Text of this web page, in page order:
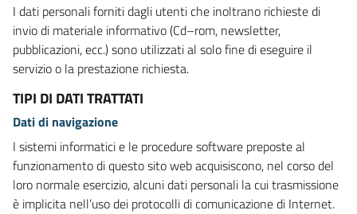
I dati personali forniti dagli utenti che inoltrano richieste di
invio di materiale informativo (Cd–rom, newsletter,
pubblicazioni, ecc.) sono utilizzati al solo fine di eseguire il
servizio o la prestazione richiesta.
TIPI DI DATI TRATTATI
Dati di navigazione
I sistemi informatici e le procedure software preposte al
funzionamento di questo sito web acquisiscono, nel corso del
loro normale esercizio, alcuni dati personali la cui trasmissione
è implicita nell’uso dei protocolli di comunicazione di Internet.